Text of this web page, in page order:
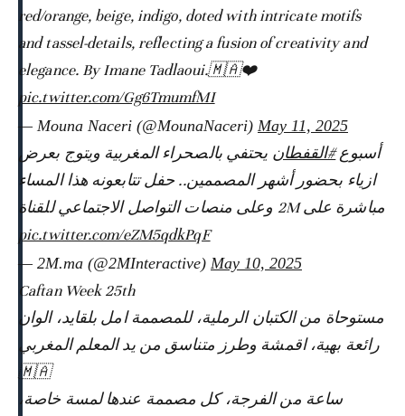
red/orange, beige, indigo, doted with intricate motifs
and tassel-details, reflecting a fusion of creativity and
elegance. By Imane Tadlaoui.🇲🇦❤️
pic.twitter.com/Gg6TmumfMI
— Mouna Naceri (@MounaNaceri) May 11, 2025
أسبوع#القفطان يحتفي بالصحراء المغربية ويتوج بعرض
ازياء بحضور أشهر المصممين.. حفل تتابعونه هذا المساء
مباشرة على 2M وعلى منصات التواصل الاجتماعي للقناة
pic.twitter.com/eZM5qdkPqF
— 2M.ma (@2MInteractive) May 10, 2025
Caftan Week 25th
مستوحاة من الكتبان الرملية، للمصممة امل بلقايد، الوان
رائعة بهية، اقمشة وطرز متناسق من يد المعلم المغربي
🇲🇦
ساعة من الفرجة، كل مصممة عندها لمسة خاصة،